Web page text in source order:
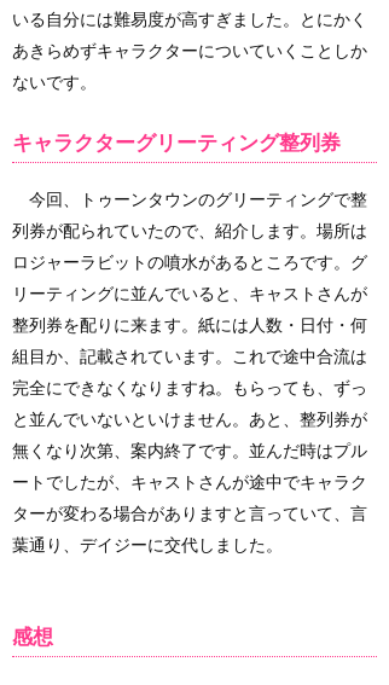
いる自分には難易度が高すぎました。とにかく
あきらめずキャラクターについていくことしか
ないです。
キャラクターグリーティング整列券
今回、トゥーンタウンのグリーティングで整
列券が配られていたので、紹介します。場所は
ロジャーラビットの噴水があるところです。グ
リーティングに並んでいると、キャストさんが
整列券を配りに来ます。紙には人数・日付・何
組目か、記載されています。これで途中合流は
完全にできなくなりますね。もらっても、ずっ
と並んでいないといけません。あと、整列券が
無くなり次第、案内終了です。並んだ時はプル
ートでしたが、キャストさんが途中でキャラク
ターが変わる場合がありますと言っていて、言
葉通り、デイジーに交代しました。
感想